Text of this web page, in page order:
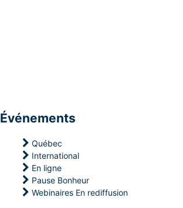
Événements
Québec
International
En ligne
Pause Bonheur
Webinaires En rediffusion